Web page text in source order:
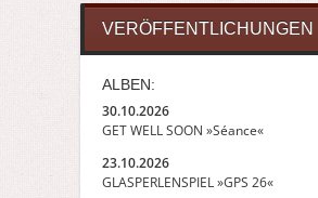
VERÖFFENTLICHUNGEN
ALBEN:
30.10.2026
GET WELL SOON »Séance«
23.10.2026
GLASPERLENSPIEL »GPS 26«